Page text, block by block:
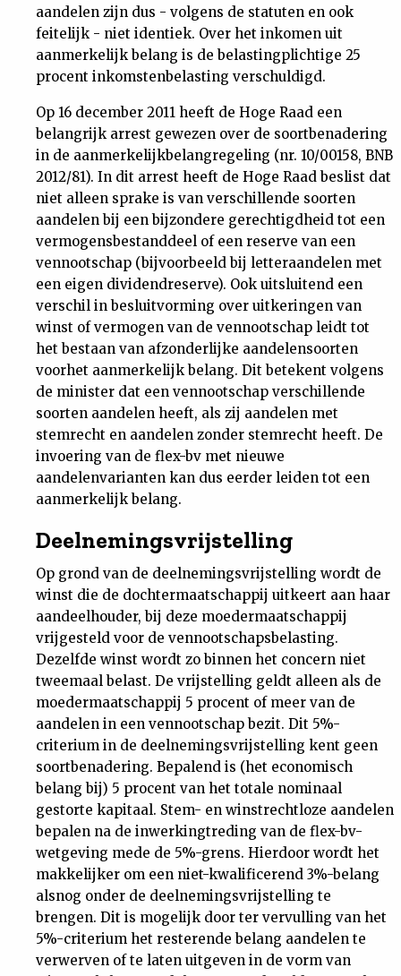
aandelen zijn dus - volgens de statuten en ook
feitelijk - niet identiek. Over het inkomen uit
aanmerkelijk belang is de belastingplichtige 25
procent inkomstenbelasting verschuldigd.
Op 16 december 2011 heeft de Hoge Raad een
belangrijk arrest gewezen over de soortbenadering
in de aanmerkelijkbelangregeling (nr. 10/00158, BNB
2012/81). In dit arrest heeft de Hoge Raad beslist dat
niet alleen sprake is van verschillende soorten
aandelen bij een bijzondere gerechtigdheid tot een
vermogensbestanddeel of een reserve van een
vennootschap (bijvoorbeeld bij letteraandelen met
een eigen dividendreserve). Ook uitsluitend een
verschil in besluitvorming over uitkeringen van
winst of vermogen van de vennootschap leidt tot
het bestaan van afzonderlijke aandelensoorten
voorhet aanmerkelijk belang. Dit betekent volgens
de minister dat een vennootschap verschillende
soorten aandelen heeft, als zij aandelen met
stemrecht en aandelen zonder stemrecht heeft. De
invoering van de flex-bv met nieuwe
aandelenvarianten kan dus eerder leiden tot een
aanmerkelijk belang.
Deelnemingsvrijstelling
Op grond van de deelnemingsvrijstelling wordt de
winst die de dochtermaatschappij uitkeert aan haar
aandeelhouder, bij deze moedermaatschappij
vrijgesteld voor de vennootschapsbelasting.
Dezelfde winst wordt zo binnen het concern niet
tweemaal belast. De vrijstelling geldt alleen als de
moedermaatschappij 5 procent of meer van de
aandelen in een vennootschap bezit. Dit 5%-
criterium in de deelnemingsvrijstelling kent geen
soortbenadering. Bepalend is (het economisch
belang bij) 5 procent van het totale nominaal
gestorte kapitaal. Stem- en winstrechtloze aandelen
bepalen na de inwerkingtreding van de flex-bv-
wetgeving mede de 5%-grens. Hierdoor wordt het
makkelijker om een niet-kwalificerend 3%-belang
alsnog onder de deelnemingsvrijstelling te
brengen. Dit is mogelijk door ter vervulling van het
5%-criterium het resterende belang aandelen te
verwerven of te laten uitgeven in de vorm van